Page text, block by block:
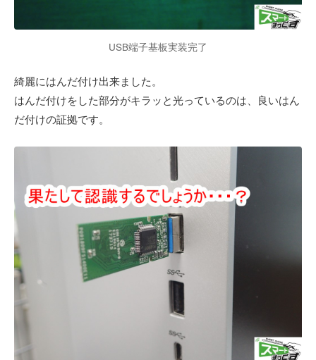
USB端子基板実装完了
綺麗にはんだ付け出来ました。
はんだ付けをした部分がキラッと光っているのは、良いはん
だ付けの証拠です。